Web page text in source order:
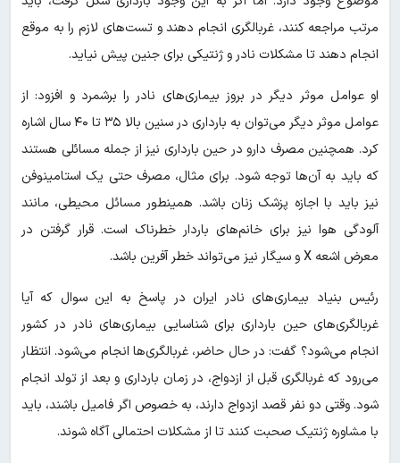
مرتب مراجعه کنند، غربالگری انجام دهند و تست‌های لازم را به موقع
انجام دهند تا مشکلات نادر و ژنتیکی برای جنین پیش نیاید.
او عوامل موثر دیگر در بروز بیماری‌های نادر را برشمرد و افزود: از
عوامل موثر دیگر می‌توان به بارداری در سنین بالا ۳۵ تا ۴۰ سال اشاره
کرد. همچنین مصرف دارو در حین بارداری نیز از جمله مسائلی هستند
که باید به آن‌ها توجه شود. برای مثال، مصرف حتی یک استامینوفن
نیز باید با اجازه پزشک زنان باشد. همینطور مسائل محیطی، مانند
آلودگی هوا نیز برای خانم‌های باردار خطرناک است. قرار گرفتن در
معرض اشعه X و سیگار نیز می‌تواند خطر آفرین باشد.
رئیس بنیاد بیماری‌های نادر ایران در پاسخ به این سوال که آیا
غربالگری‌های حین بارداری برای شناسایی بیماری‌های نادر در کشور
انجام می‌شود؟ گفت: در حال حاضر، غربالگری‌ها انجام می‌شود. انتظار
می‌رود که غربالگری قبل از ازدواج، در زمان بارداری و بعد از تولد انجام
شود. وقتی دو نفر قصد ازدواج دارند، به خصوص اگر فامیل باشند، باید
با مشاوره ژنتیک صحبت کنند تا از مشکلات احتمالی آگاه شوند.